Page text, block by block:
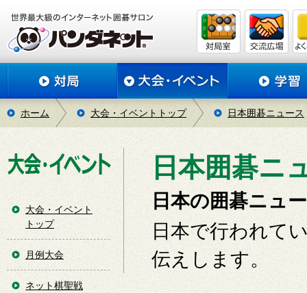
ホーム 大会・イベントトップ 日本囲碁ニュース
日本囲碁ニ
日本の囲碁ニュ
日本で行われて
伝えします。
大会・イベント
トップ
月例大会
ネット棋聖戦